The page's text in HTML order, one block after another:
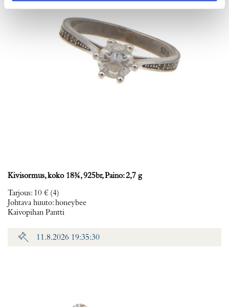
Kivisormus, koko 18¾, 925br, Paino: 2,7 g
Tarjous: 10 € (4)
Johtava huuto:honeybee
Kaivopihan Pantti
11.8.2026 19:35:30